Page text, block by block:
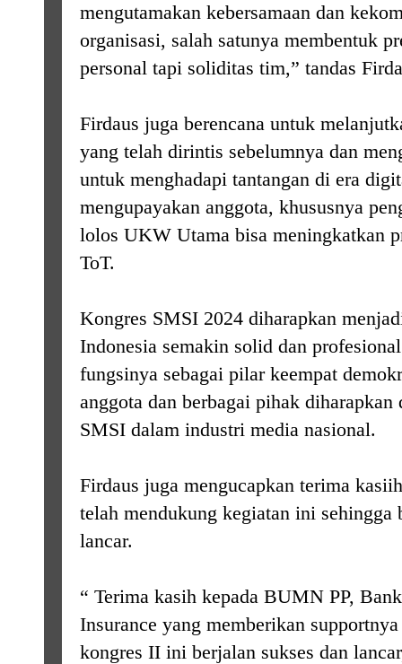
mengutamakan kebersamaan dan
organisasi, salah satunya membentuk
personal tapi soliditas tim,” tandas
Firdaus juga berencana untuk
yang telah dirintis sebelumnya dan
untuk menghadapi tantangan di era
mengupayakan anggota, khususnya
lolos UKW Utama bisa meningkatkan
ToT.
Kongres SMSI 2024 diharapkan
Indonesia semakin solid dan
fungsinya sebagai pilar keempat
anggota dan berbagai pihak
SMSI dalam industri media nasional.
Firdaus juga mengucapkan terima
telah mendukung kegiatan ini sehingga
lancar.
“ Terima kasih kepada BUMN PP,
Insurance yang memberikan
kongres II ini berjalan sukses dan